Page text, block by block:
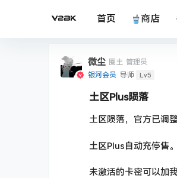
首页 商店
微尘 圈主 管理员
银河会员 导师 Lv5
土区Plus陨落
土区陨落，官方已调整
土区Plus自动充停售。
未激活的卡密可以加